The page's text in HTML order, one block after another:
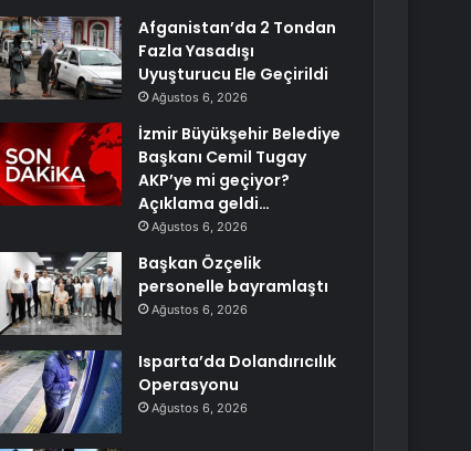
Afganistan’da 2 Tondan
Fazla Yasadışı
Uyuşturucu Ele Geçirildi
Ağustos 6, 2026
İzmir Büyükşehir Belediye
Başkanı Cemil Tugay
AKP’ye mi geçiyor?
Açıklama geldi…
Ağustos 6, 2026
Başkan Özçelik
personelle bayramlaştı
Ağustos 6, 2026
Isparta’da Dolandırıcılık
Operasyonu
Ağustos 6, 2026